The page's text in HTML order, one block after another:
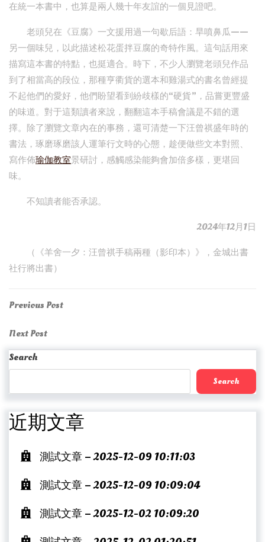
在統一本書中，也算是兩人幾十年友誼的一個見證吧。
老頭兒在《豆腐》一文援用過一句歇后語：旱噴鼻瓜——
另一個味兒，以此描述松花蛋拌豆腐的奇特作風。這句話用來
描寫這本書的特點，也挺適合。時下，不少人瀏覽老頭兒作品
到了相當高的段位，那種亨衢貨的選本和雞湯式的書名曾經提
不起他們的愛好，他們盼望看到紛歧樣的“硬貨”，品嘗更豐盛
的味道。對于這類讀者來說，翻翻這本手稿會議是不錯的選
擇。除了瀏覽文章內在的事務，還可清楚一下汪曾祺盛年時的
書法，琢磨琢磨該人運筆行文時的心態，趁便做些文本對照、
寫作佈瑜伽教室景研討，感觸感染能夠會加倍多樣，更堪回
味。
不知讀者能否承認。
2024年12月1日
（《羊舍一夕：汪曾祺手稿兩種（影印本）》，金城出書
社行將出書）
Post
navigation
Previous
Previous Post
Next
Post
Next Post
Search
Search
近期文章
測試文章 – 2025-12-09 10:11:03
測試文章 – 2025-12-09 10:09:04
測試文章 – 2025-12-02 10:09:20